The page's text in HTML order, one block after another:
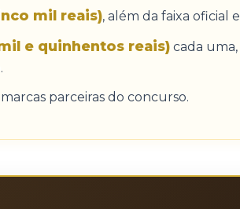
mil reais), além da faixa oficial
e quinhentos reais) cada
parceiras do concurso.